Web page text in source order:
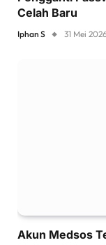
Celah Baru
Iphan S 31 Mei
Akun Medsos